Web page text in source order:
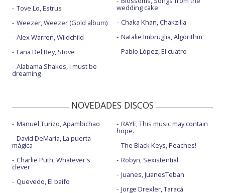
Tove Lo, Estrus
Weezer, Weezer (Gold album)
Alex Warren, Wildchild
Lana Del Rey, Stove
Alabama Shakes, I must be
dreaming
wedding cake
Chaka Khan, Chakzilla
Natalie Imbruglia, Algorithm
Pablo López, El cuatro
NOVEDADES DISCOS
Manuel Turizo, Apambichao
David DeMaría, La puerta
mágica
Charlie Puth, Whatever's
clever
Quevedo, El baifo
RAYE, This music may contain
hope.
The Black Keys, Peaches!
Robyn, Sexistential
Juanes, JuanesTeban
Jorge Drexler, Taracá